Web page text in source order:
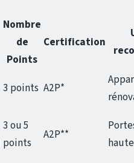
Nombre
de
Points
Certification
3 points A2P*
3 ou 5
points
A2P**